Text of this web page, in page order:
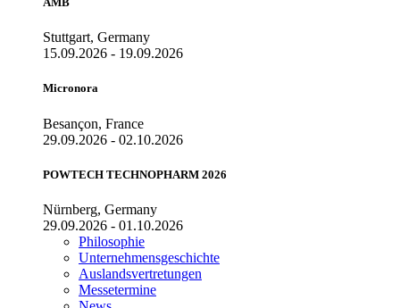
Stuttgart, Germany
15.09.2026 - 19.09.2026
Micronora
Besançon, France
29.09.2026 - 02.10.2026
POWTECH TECHNOPHARM 2026
Nürnberg, Germany
29.09.2026 - 01.10.2026
Philosophie
Unternehmensgeschichte
Auslandsvertretungen
Messetermine